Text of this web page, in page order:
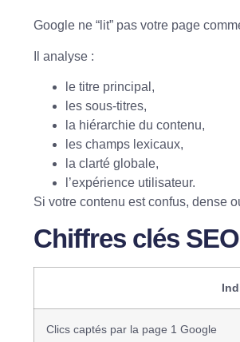
Google ne “lit” pas votre page
Il analyse :
le titre principal,
les sous-titres,
la hiérarchie du contenu,
les champs lexicaux,
la clarté globale,
l’expérience utilisateur.
Si votre contenu est confus, dense
Chiffres clés SEO
Clics captés par la page 1 Google